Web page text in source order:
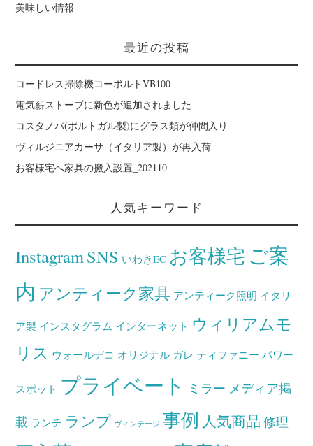
美味しい情報
最近の投稿
コードレス掃除機コーボルトVB100
電気薪ストーブに新色が追加されました
コスタノバ(ポルトガル製)にグラス類が仲間入り
ヴィルジニアカーサ（イタリア製）が再入荷
お客様宅へ家具の搬入設置_202110
人気キーワード
InstagramSNS いわきEC お客様宅 ご案
内 アンティーク家具 アンティーク照明 イタリ
ア製 インスタグラム インターネット ウィリアムモ
リス ウォールデコ オリジナル ガレ ティファニー パワー
スポット プライベート ミラー メディア掲
載 ランチ ランプ ヴィンテージ 事例 人気商品 修理